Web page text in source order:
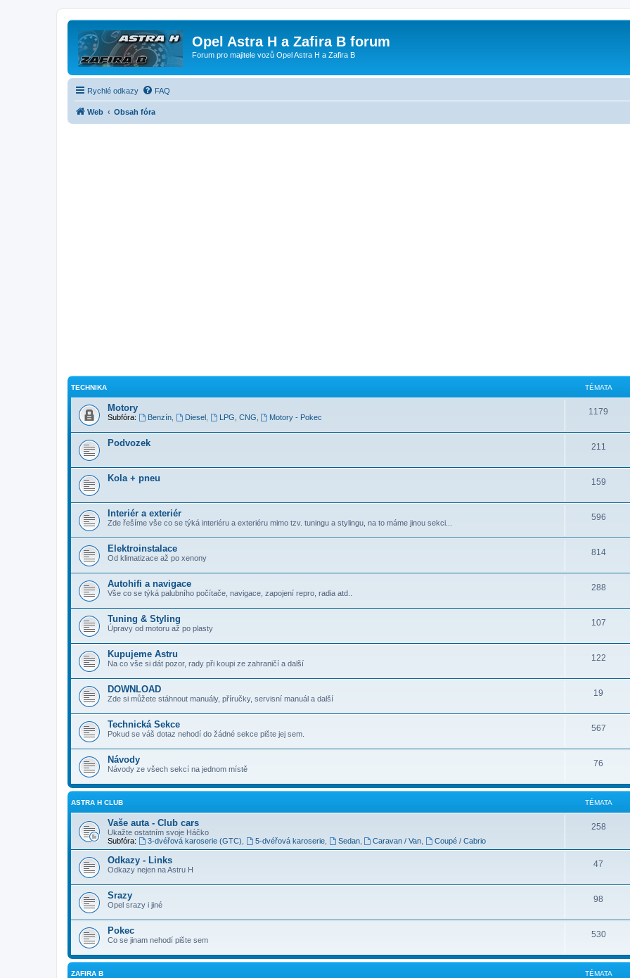
Opel Astra H a Zafira B forum
Forum pro majitele vozů Opel Astra H a Zafira B
Rychlé odkazy FAQ
Web Obsah fóra
TECHNIKA TÉMATA
Motory
Subfóra: Benzín, Diesel, LPG, CNG Motory - Pokec
1179
Podvozek 211
Kola + pneu 159
Interiér a exteriér
Zde řešíme vše co se týká interiéru a exteriéru mimo tzv. tuningu a stylingu, na to máme jinou sekci...
596
Elektroinstalace
Od klimatizace až po xenony
814
Autohifi a navigace
Vše co se týká palubního počítače, navigace, zapojení repro, radia atd..
288
Tuning & Styling
Úpravy od motoru až po plasty
107
Kupujeme Astru
Na co vše si dát pozor, rady při koupi ze zahraničí a další
122
DOWNLOAD
Zde si můžete stáhnout manuály, příručky, servisní manuál a další
19
Technická Sekce
Pokud se váš dotaz nehodí do žádné sekce pište jej sem.
567
Návody
Návody ze všech sekcí na jednom místě
76
ASTRA H CLUB TÉMATA
Vaše auta - Club cars
Ukažte ostatním svoje Háčko
Subfóra:
3-dvéřová karoserie (GTC) 5-dvéřová karoserie, Sedan, Caravan / Van Coupé / Cabrio
258
Odkazy - Links
Odkazy nejen na Astru H
47
Srazy
Opel srazy i jiné
98
Pokec
Co se jinam nehodí pište sem
530
ZAFIRA B TÉMATA